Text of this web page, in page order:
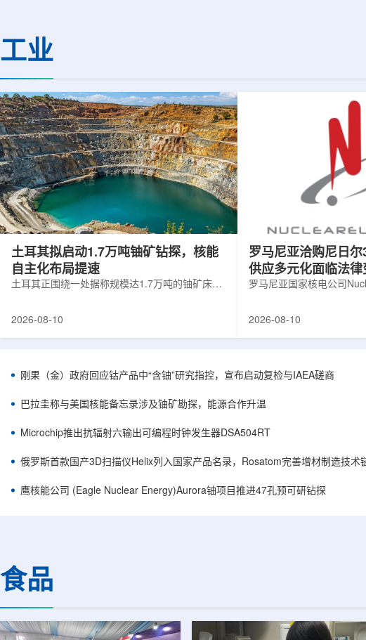
并提升西班牙航天产业在欧洲及国际市
场中的竞争力。此次资金分为两类方
术，意在为...
方面通过...
工业
土耳其拟启动1.7万吨铀矿钻探，核能
自主化布局提速
土耳其正围绕一处据称规模达1.7万吨的铀矿床推
供应安全和核能发展战略的背景下，意在为未来
略看，铀资源勘探并不只是单一矿业项目，而是
土耳其降低外部能源依赖的一部分。土耳其长期
依赖进口能源，天然气、石油等外部供应对其能
源成本和宏观经济都有影响。在全球...
2026-08-10
罗马尼亚洽购尼日
供应多元化面临法律
罗马尼亚国家核电公司
作出积极回应，随后罗马
Nuclearelectrica强调，目
议。这批铀资源的潜在吸
在扩大核电发展规划，而
铀矿开采。作为切尔纳沃
2026-08-10
刚果（金）政府回应钴产品中“含铀”研究指控，宣布启动复检与IAEA磋商
巴拉圭称与美国核能备忘录涉及铀矿勘探，能源合作升温
Microchip推出抗辐射六输出可编程时钟发生器DSA504RT
俄罗斯首款国产3D扫描仪Helix列入国家产品名录，Rosatom完善增材制造技术
鹰核能公司 (Eagle Nuclear Energy)Aurora铀项目推进47孔预可研钻探
食品